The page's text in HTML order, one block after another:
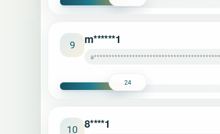
9 m******1
24
10 8****1